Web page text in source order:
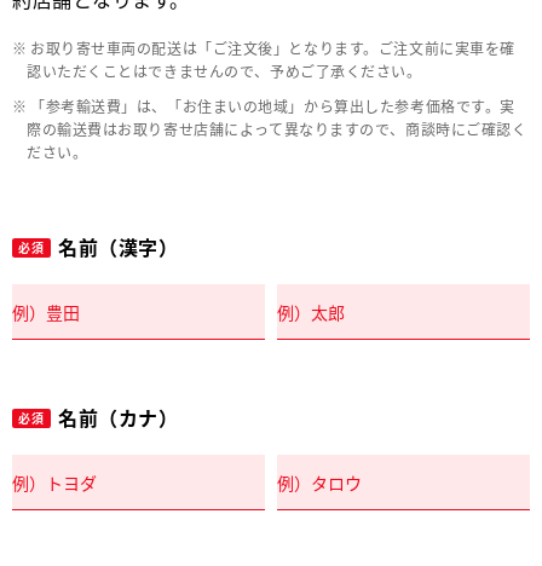
お取り寄せ車両の配送は「ご注文後」となります。ご注文前に実車を確
認いただくことはできませんので、予めご了承ください。
「参考輸送費」は、「お住まいの地域」から算出した参考価格です。実
際の輸送費はお取り寄せ店舗によって異なりますので、商談時にご確認く
ださい。
必須 名前（漢字）
必須 名前（カナ）